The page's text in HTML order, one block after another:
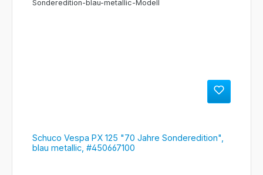
Schuco Vespa PX 125 "70 Jahre Sonderedition",
blau metallic, #450667100